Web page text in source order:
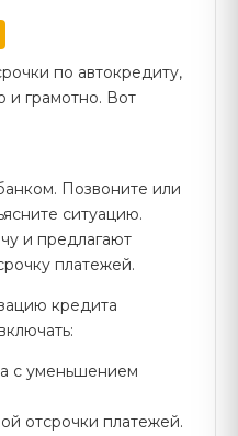
по автокредиту,
и грамотно. Вот
Позвоните или
ситуацию.
и предлагают
платежей.
кредита
с уменьшением
отсрочки платежей.